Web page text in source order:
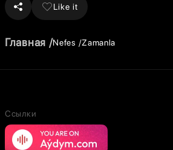
Like it
Главная Nefes Zamanla
Ссылки